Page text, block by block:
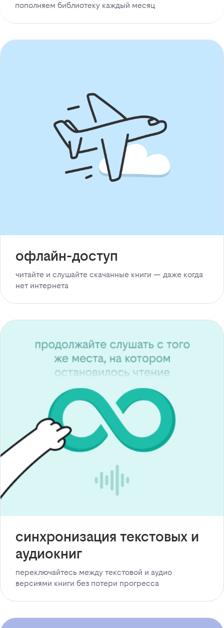
пополняем библиотеку каждый месяц
офлайн-доступ
читайте и слушайте скачанные книги — даже когда
нет интернета
синхронизация текстовых и
аудиокниг
переключайтесь между текстовой и аудио
версиями книги без потери прогресса